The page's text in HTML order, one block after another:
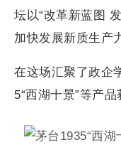
坛以“改革新蓝图
加快发展新质生产
在这场汇聚了政企
5“西湖十景”等产